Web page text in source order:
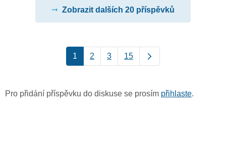
Zobrazit dalších 20 příspěvků
1 2 3 15
Pro přidání příspěvku do diskuse se prosím přihlaste.